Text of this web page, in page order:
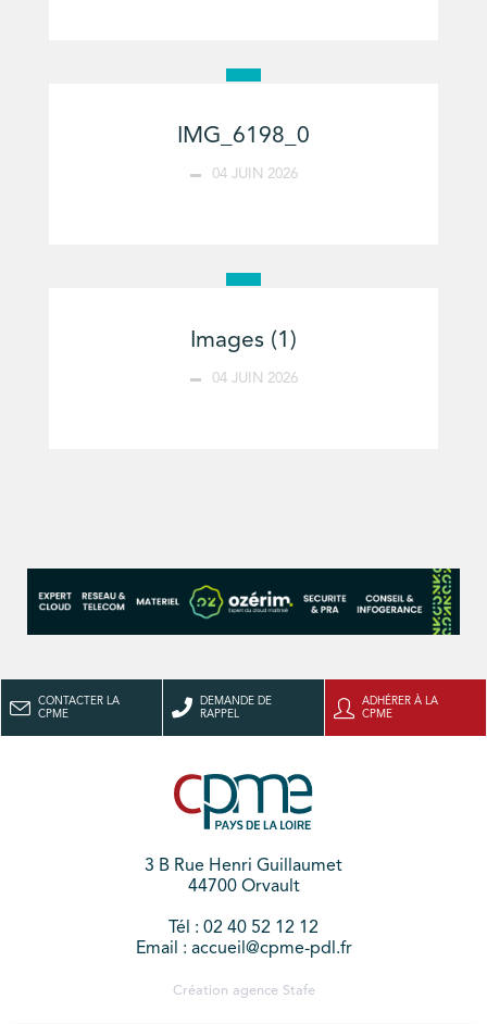
IMG_6198_0
04 JUIN 2026
Images (1)
04 JUIN 2026
CONTACTER LA
CPME
DEMANDE DE
RAPPEL
ADHÉRER À LA
CPME
3 B Rue Henri Guillaumet
44700 Orvault
Tél : 02 40 52 12 12
Email : accueil@cpme-pdl.fr
Création agence Stafe